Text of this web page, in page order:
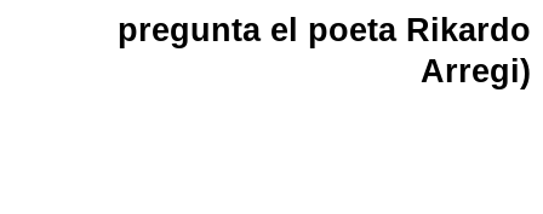
pregunta el poeta Rikardo
Arregi)